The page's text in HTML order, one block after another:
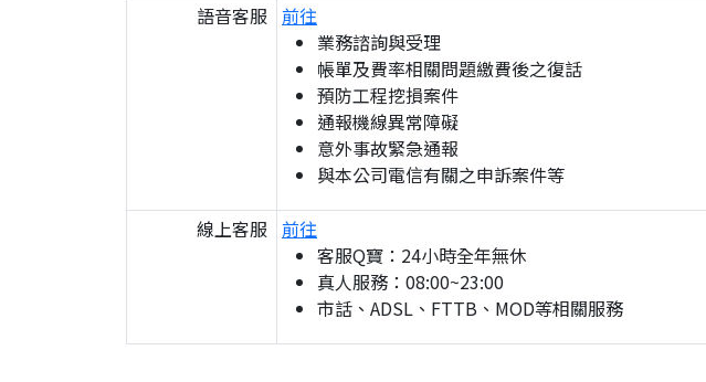
語音客服 前往
業務諮詢與受理
帳單及費率相關問題繳費後之復話
預防工程挖損案件
通報機線異常障礙
意外事故緊急通報
與本公司電信有關之申訴案件等
線上客服 前往
客服Q寶：24小時全年無休
真人服務：08:00~23:00
市話、ADSL、FTTB、MOD等相關服務